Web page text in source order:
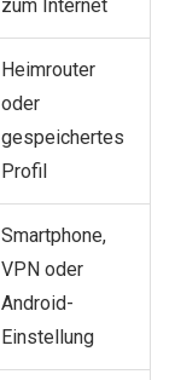
zum Internet
Heimrouter
oder
gespeichertes
Profil
Smartphone,
VPN oder
Android-
Einstellung